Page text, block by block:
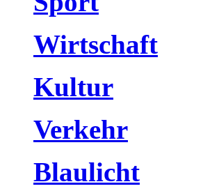
Wirtschaft
Kultur
Verkehr
Blaulicht